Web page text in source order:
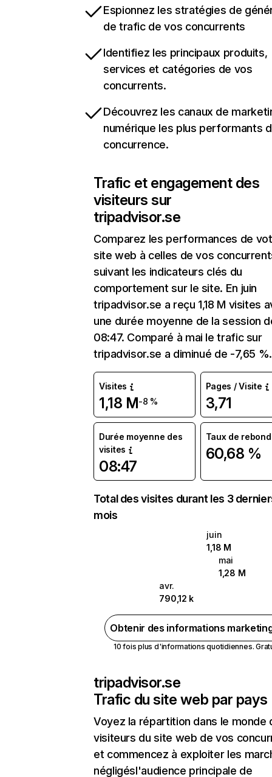
Espionnez les stratégies de
de trafic de vos concurrents
Identifiez les principaux produits,
services et catégories de vos
concurrents.
Découvrez les canaux de
numérique les plus performants
concurrence.
Trafic et engagement des
visiteurs sur
tripadvisor.se
Comparez les performances de
site web à celles de vos
suivant les indicateurs clés du
comportement sur le site. En juin
tripadvisor.se a reçu 1,18 M visites
une durée moyenne de la session
08:47. Comparé à mai le trafic sur
tripadvisor.se a diminué de -7,65 %.
Visites
1,18 M-8 %
Pages / Visite
3,71
Durée moyenne des
visites
08:47
Taux de rebond
60,68 %
Total des visites durant les 3
mois
juin
1,18 M
mai
1,28 M
avr.
790,12 k
Obtenir des informations
10 fois plus d'informations quotidiennes.
tripadvisor.se
Trafic du site web par pays
Voyez la répartition dans le monde
visiteurs du site web de vos
et commencez à exploiter les
négligésl'audience principale de